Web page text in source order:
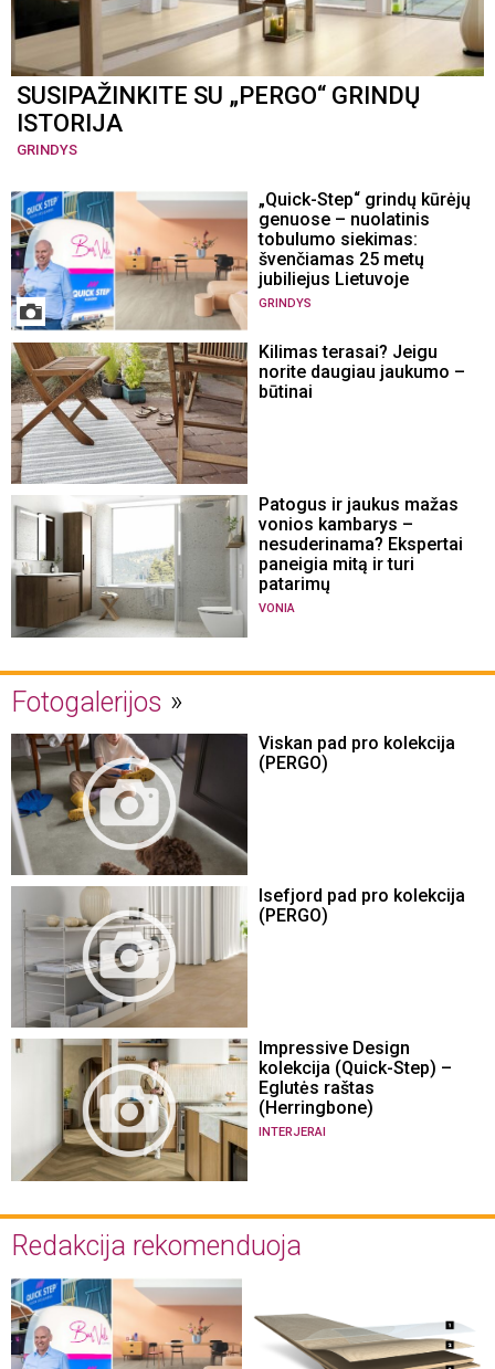
SUSIPAŽINKITE SU „PERGO“ GRINDŲ
ISTORIJA
GRINDYS
„Quick-Step“ grindų kūrėjų
genuose – nuolatinis
tobulumo siekimas:
švenčiamas 25 metų
jubiliejus Lietuvoje
GRINDYS
Kilimas terasai? Jeigu
norite daugiau jaukumo –
būtinai
Patogus ir jaukus mažas
vonios kambarys –
nesuderinama? Ekspertai
paneigia mitą ir turi
patarimų
VONIA
Fotogalerijos
Viskan pad pro kolekcija
(PERGO)
Isefjord pad pro kolekcija
(PERGO)
Impressive Design
kolekcija (Quick-Step) –
Eglutės raštas
(Herringbone)
INTERJERAI
Redakcija rekomenduoja